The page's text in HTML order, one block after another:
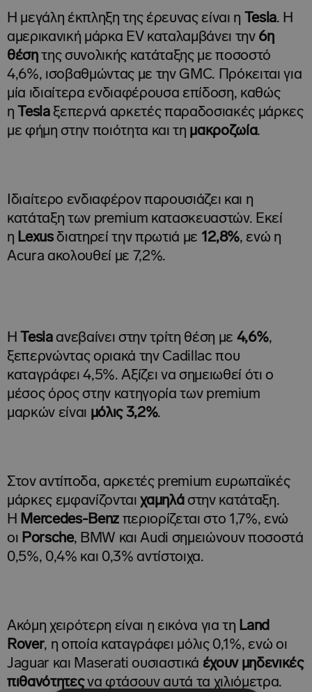
Η μεγάλη έκπληξη της έρευνας είναι η Tesla. Η
αμερικανική μάρκα EV καταλαμβάνει την 6η
θέσητης συνολικής κατάταξης με ποσοστό
4,6%, ισοβαθμώντας με την GMC. Πρόκειται για
μία ιδιαίτερα ενδιαφέρουσα επίδοση, καθώς
η Teslaξεπερνά αρκετές παραδοσιακές μάρκες
με φήμη στην ποιότητα και τη μακροζωία.
Ιδιαίτερο ενδιαφέρον παρουσιάζει και η
κατάταξη των premium κατασκευαστών. Εκεί
η Lexusδιατηρεί την πρωτιά με 12,8%, ενώ η
Acura ακολουθεί με 7,2%.
Η Tesla ανεβαίνει στην τρίτη θέση με 4,6%,
ξεπερνώντας οριακά την Cadillac που
καταγράφει 4,5%. Αξίζει να σημειωθεί ότι ο
μέσος όρος στην κατηγορία των premium
μαρκών είναι μόλις 3,2%.
Στον αντίποδα, αρκετές premium ευρωπαϊκές
μάρκες εμφανίζονταιχαμηλάστην κατάταξη.
Η Mercedes-Benz περιορίζεται στο 1,7%, ενώ
οι Porsche, BMW και Audi σημειώνουν ποσοστά
0,5%, 0,4% και 0,3% αντίστοιχα.
Ακόμη χειρότερη είναι η εικόνα για τη Land
Rover, η οποία καταγράφει μόλις 0,1%, ενώ οι
Jaguar και Maserati ουσιαστικά έχουν μηδενικές
πιθανότητεςνα φτάσουν αυτά τα χιλιόμετρα.